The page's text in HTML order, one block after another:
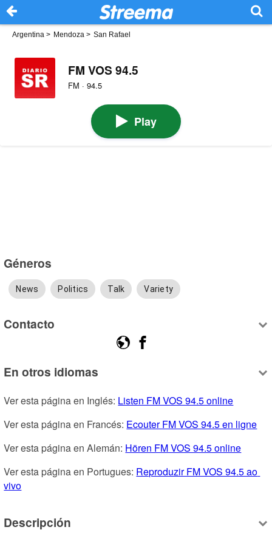
Argentina > Mendoza > San Rafael
FM VOS 94.5
FM · 94.5
Play
Géneros
News Politics Talk Variety
Contacto
En otros idiomas
Ver esta página en Inglés: Listen FM VOS 94.5 online
Ver esta página en Francés: Ecouter FM VOS 94.5 en ligne
Ver esta página en Alemán: Hören FM VOS 94.5 online
Ver esta página en Portugues: Reproduzir FM VOS 94.5 ao
vivo
Descripción